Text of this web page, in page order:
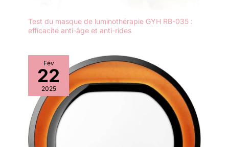
Test du masque de luminothérapie GYH RB-035 :
efficacité anti-âge et anti-rides
Fév
22
2025